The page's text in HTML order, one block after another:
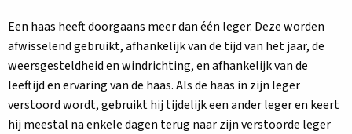
Een haas heeft doorgaans meer dan één leger. Deze worden
afwisselend gebruikt, afhankelijk van de tijd van het jaar, de
weersgesteldheid en windrichting, en afhankelijk van de
leeftijd en ervaring van de haas. Als de haas in zijn leger
verstoord wordt, gebruikt hij tijdelijk een ander leger en keert
hij meestal na enkele dagen terug naar zijn verstoorde leger